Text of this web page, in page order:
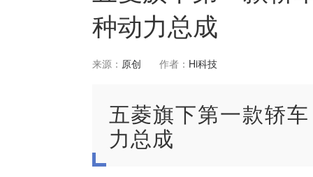
种动力总成
来源： 原创 作者： Hi科技
五菱旗下第一款轿
力总成